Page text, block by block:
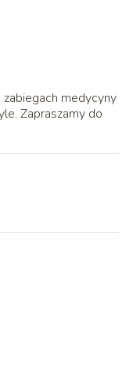
medycyny
Zapraszamy do